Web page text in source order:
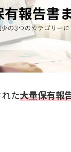
た大量保有報